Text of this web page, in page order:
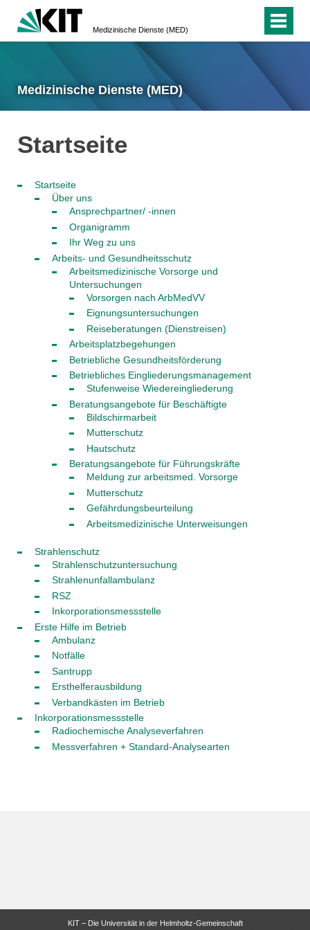
Medizinische Dienste (MED)
Medizinische Dienste (MED)
Startseite
Startseite
Über uns
Ansprechpartner/ -innen
Organigramm
Ihr Weg zu uns
Arbeits- und Gesundheitsschutz
Arbeitsmedizinische Vorsorge und
Untersuchungen
Vorsorgen nach ArbMedVV
Eignungsuntersuchungen
Reiseberatungen (Dienstreisen)
Arbeitsplatzbegehungen
Betriebliche Gesundheitsförderung
Betriebliches Eingliederungsmanagement
Stufenweise Wiedereingliederung
Beratungsangebote für Beschäftigte
Bildschirmarbeit
Mutterschutz
Hautschutz
Beratungsangebote für Führungskräfte
Meldung zur arbeitsmed. Vorsorge
Mutterschutz
Gefährdungsbeurteilung
Arbeitsmedizinische Unterweisungen
Strahlenschutz
Strahlenschutzuntersuchung
Strahlenunfallambulanz
RSZ
Inkorporationsmessstelle
Erste Hilfe im Betrieb
Ambulanz
Notfälle
Santrupp
Ersthelferausbildung
Verbandkästen im Betrieb
Inkorporationsmessstelle
Radiochemische Analyseverfahren
Messverfahren + Standard-Analysearten
KIT – Die Universität in der Helmholtz-Gemeinschaft